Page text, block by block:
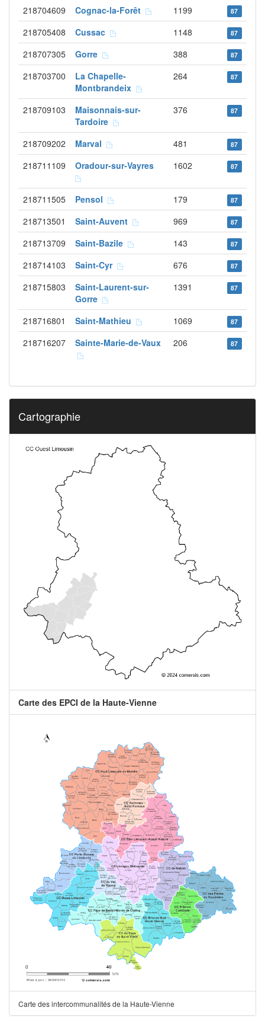
218704609 Cognac-la-Forêt 1199 87
218705408 Cussac 1148 87
218707305 Gorre 388 87
218703700
La Chapelle-
Montbrandeix
264 87
218709103
Maisonnais-sur-
Tardoire
376 87
218709202 Marval 481 87
218711109 Oradour-sur-Vayres 1602 87
218711505 Pensol 179 87
218713501 Saint-Auvent 969 87
218713709 Saint-Bazile 143 87
218714103 Saint-Cyr 676 87
218715803
Saint-Laurent-sur-
Gorre
1391 87
218716801 Saint-Mathieu 1069 87
218716207 Sainte-Marie-de-Vaux 206 87
Cartographie
Carte des EPCI de la Haute-Vienne
Carte des intercommunalités de la Haute-Vienne